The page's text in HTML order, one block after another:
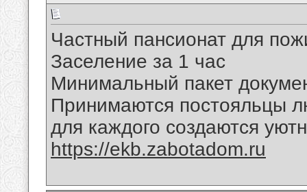
Частный пансионат для
Заселение за 1 час
Минимальный пакет
Принимаются постояльцы
для каждого создаются
https://ekb.zabotadom.ru